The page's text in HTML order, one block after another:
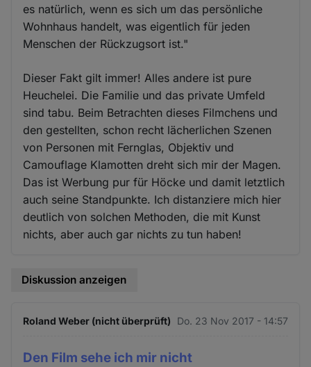
es natürlich, wenn es sich um das persönliche
Wohnhaus handelt, was eigentlich für jeden
Menschen der Rückzugsort ist."
Dieser Fakt gilt immer! Alles andere ist pure
Heuchelei. Die Familie und das private Umfeld
sind tabu. Beim Betrachten dieses Filmchens und
den gestellten, schon recht lächerlichen Szenen
von Personen mit Fernglas, Objektiv und
Camouflage Klamotten dreht sich mir der Magen.
Das ist Werbung pur für Höcke und damit letztlich
auch seine Standpunkte. Ich distanziere mich hier
deutlich von solchen Methoden, die mit Kunst
nichts, aber auch gar nichts zu tun haben!
Diskussion anzeigen
Roland Weber (nicht überprüft) Do. 23 Nov 2017 - 14:57
Den Film sehe ich mir nicht